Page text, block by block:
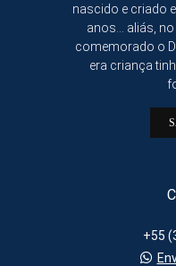
nascido e criado
anos... aliás,
comemorado o
era criança
+55